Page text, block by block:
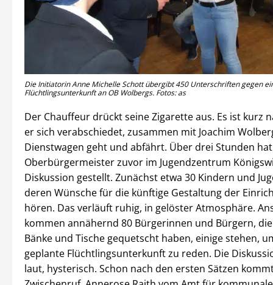
Die Initiatorin Anne Michelle Schott übergibt 450 Unterschriften gegen
Flüchtlingsunterkunft an OB Wolbergs. Fotos: as
Der Chauffeur drückt seine Zigarette aus. Es ist kurz
er sich verabschiedet, zusammen mit Joachim
Dienstwagen geht und abfährt. Über drei Stunden
Oberbürgermeister zuvor im Jugendzentrum
Diskussion gestellt. Zunächst etwa 30 Kindern und
deren Wünsche für die künftige Gestaltung der
hören. Das verläuft ruhig, in gelöster Atmosphäre.
kommen annähernd 80 Bürgerinnen und Bürgern,
Bänke und Tische gequetscht haben, einige stehen,
geplante Flüchtlingsunterkunft zu reden. Die
laut, hysterisch. Schon nach den ersten Sätzen